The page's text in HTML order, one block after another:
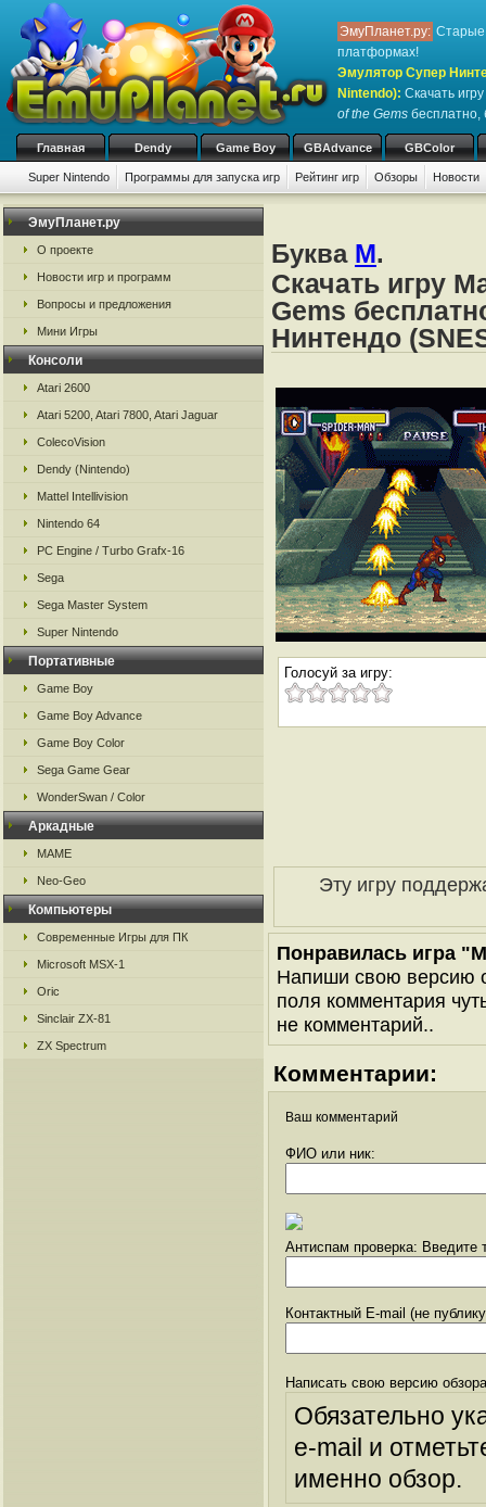
ЭмуПланет.ру: Старые
платформах!
Эмулятор Супер
Nintendo): Скачать игру
of the Gems бесплатно,
Главная Dendy Game Boy GBAdvance GBColor
Super Nintendo Программы для запуска игр Рейтинг игр Обзоры Новости
Игры: # A B C D E F G H I
ЭмуПланет.ру
О проекте
Новости игр и программ
Вопросы и предложения
Мини Игры
Консоли
Atari 2600
Atari 5200, Atari 7800, Atari Jaguar
ColecoVision
Dendy (Nintendo)
Mattel Intellivision
Nintendo 64
PC Engine / Turbo Grafx-16
Sega
Sega Master System
Super Nintendo
Портативные
Game Boy
Game Boy Advance
Game Boy Color
Sega Game Gear
WonderSwan / Color
Аркадные
MAME
Neo-Geo
Компьютеры
Современные Игры для ПК
Microsoft MSX-1
Oric
Sinclair ZX-81
ZX Spectrum
Буква M.
Скачать игру
Gems
Нинтендо
Голосуй за игру:
Эту игру
Понравилась игра
Напиши свою версию
поля комментария
не комментарий..
Комментарии:
Ваш комментарий
ФИО или ник:
Антиспам проверка: Введите
Контактный E-mail (не
Написать свою версию
Обязательно
e-mail и
именно обзор.